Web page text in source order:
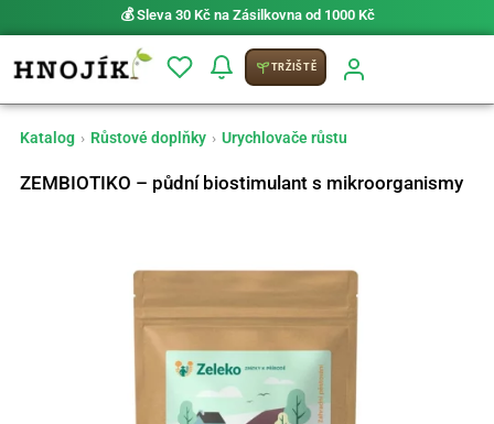
💰 Sleva 30 Kč na Zásilkovna od 1000 Kč
TRŽIŠTĚ
Katalog › Růstové doplňky › Urychlovače růstu
ZEMBIOTIKO – půdní biostimulant s mikroorganismy